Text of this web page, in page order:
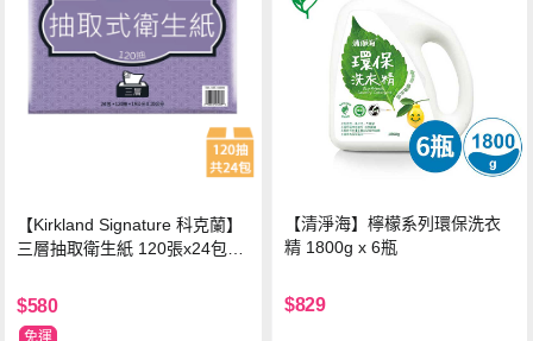
【Kirkland Signature 科克蘭】
三層抽取衛生紙 120張x24包x1
$580
免運
【清淨海】檸檬系列環保洗衣
精 1800g x 6瓶
$829